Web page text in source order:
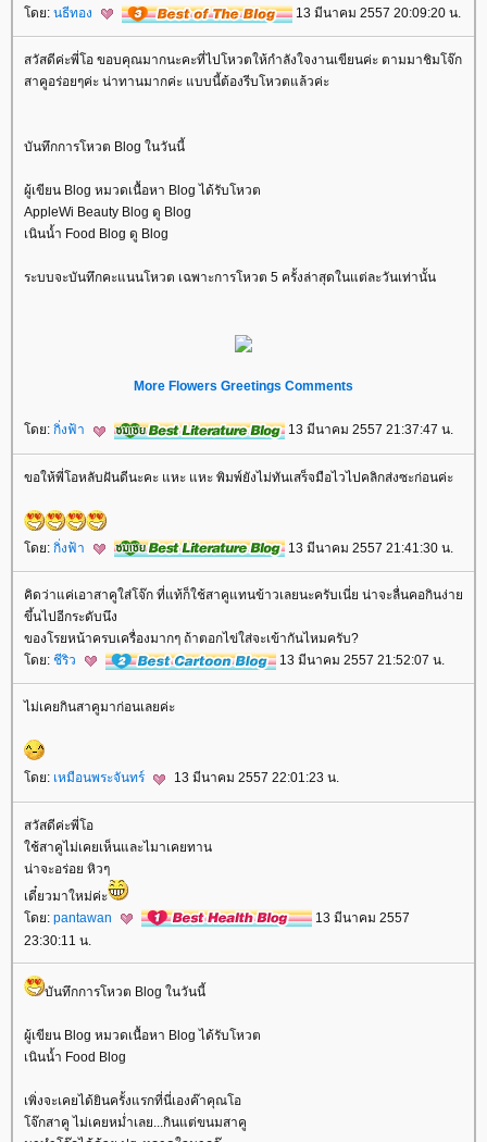
ดย: นธีทอง 13 มีนาคม 2557 20:09:20 น.
สวัสดีค่ะพี่โอ ขอบคุณมากนะคะที่ไปโหวตให้กำลังใจงานเขียนค่ะ ตามมาชิมโจ๊ก
สาคูอร่อยๆค่ะ น่าทานมากค่ะ แบบนี้ต้องรีบโหวตแล้วค่ะ
บันทึกการโหวต Blog ในวันนี้
ผู้เขียน Blog หมวดเนื้อหา Blog ได้รับโหวต
AppleWi Beauty Blog ดู Blog
เนินน้ำ Food Blog ดู Blog
ระบบจะบันทึกคะแนนโหวต เฉพาะการโหวต 5 ครั้งล่าสุดในแต่ละวันเท่านั้น
More Flowers Greetings Comments
ดย: กิ่งฟ้า 13 มีนาคม 2557 21:37:47 น.
ขอให้พี่โอหลับฝันดีนะคะ แหะ แหะ พิมพ์ยังไม่ทันเสร็จมือไวไปคลิกส่งซะก่อนค่ะ
ดย: กิ่งฟ้า 13 มีนาคม 2557 21:41:30 น.
คิดว่าแค่เอาสาคูใส่โจ๊ก ที่แท้ก็ใช้สาคูแทนข้าวเลยนะครับเนี่ย น่าจะลื่นคอกินง่า
ขึ้นไปอีกระดับนึง
ของโรยหน้าครบเครื่องมากๆ ถ้าตอกไข่ใส่จะเข้ากันไหมครับ?
ดย: ชีริว 13 มีนาคม 2557 21:52:07 น.
ไม่เคยกินสาคูมาก่อนเลยค่ะ
ดย: เหมือนพระจันทร์ 13 มีนาคม 2557 22:01:23 น.
สวัสดีค่ะพี่โอ
ช้สาคูไม่เคยเห็นและไมาเคยทาน
น่าจะอร่อย หิวๆ
เดี๋ยวมาใหม่ค่ะ
ดย: pantawan
13 มีนาคม 2557
23:30:11 น.
บันทึกการโหวต Blog ในวันนี้
ผู้เขียน Blog หมวดเนื้อหา Blog ได้รับโหวต
เนินน้ำ Food Blog
เพิ่งจะเคยได้ยินครั้งแรกที่นี่เองค๊าคุณโอ
จ๊กสาคู ไม่เคยหม่ำเลย...กินแต่ขนมสาคู